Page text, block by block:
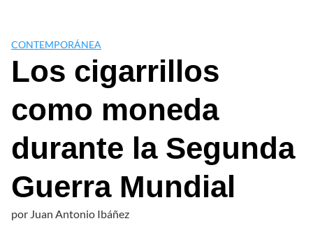
CONTEMPORÁNEA
Los cigarrillos
como moneda
durante la Segunda
Guerra Mundial
por Juan Antonio Ibáñez